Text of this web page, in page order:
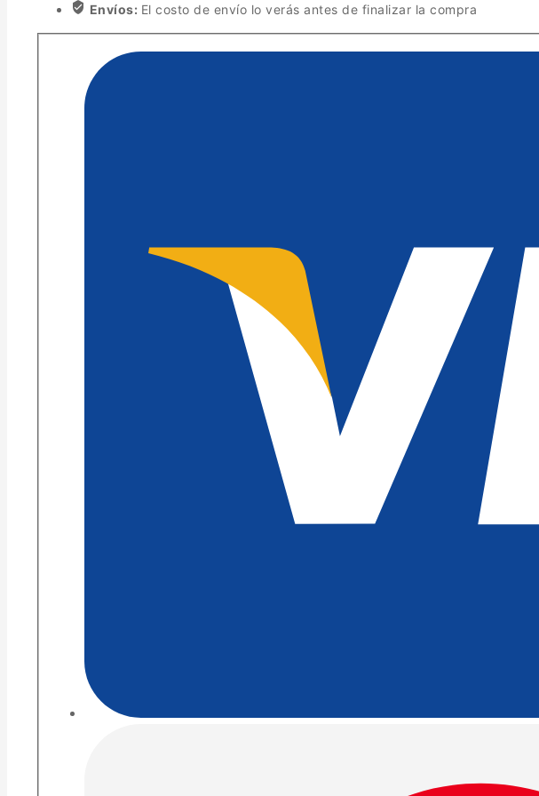
Envíos: El costo de envío lo verás antes de finalizar la compra